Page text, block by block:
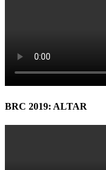
BRC 2019: ALTAR